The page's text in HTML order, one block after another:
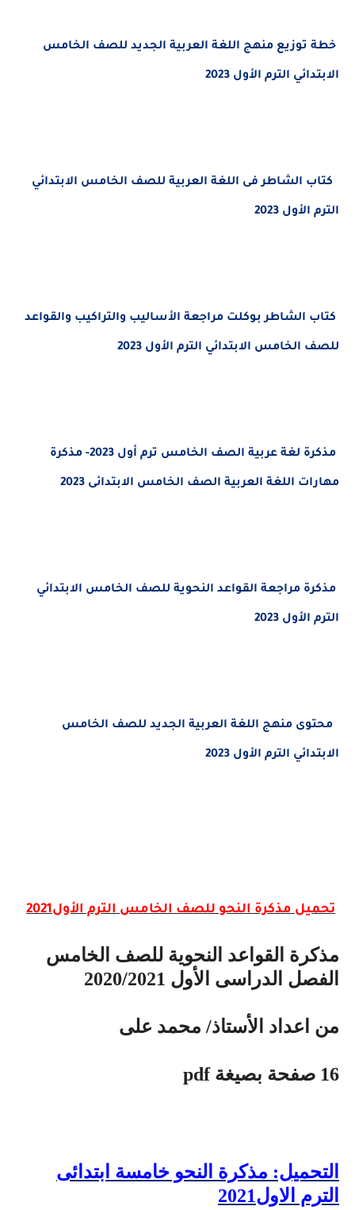
خطة توزيع منهج اللغة العربية الجديد للصف الخامس
الابتدائي الترم الأول 2023
كتاب الشاطر فى اللغة العربية للصف الخامس الابتدائي
الترم الأول 2023
كتاب الشاطر بوكلت مراجعة الأساليب والتراكيب والقواعد
للصف الخامس الابتدائي الترم الأول 2023
مذكرة لغة عربية الصف الخامس ترم أول 2023- مذكرة
مهارات اللغة العربية الصف الخامس الابتدائى 2023
مذكرة مراجعة القواعد النحوية للصف الخامس الابتدائي
الترم الأول 2023
محتوى منهج اللغة العربية الجديد للصف الخامس
الابتدائي الترم الأول 2023
تحميل مذكرة النحو للصف الخامس الترم الأول2021
مذكرة القواعد النحوية للصف الخامس
الفصل الدراسى الأول 2020/2021
من اعداد الأستاذ/ محمد على
16 صفحة بصيغة pdf
التحميل: مذكرة النحو خامسة ابتدائى
الترم الاول2021